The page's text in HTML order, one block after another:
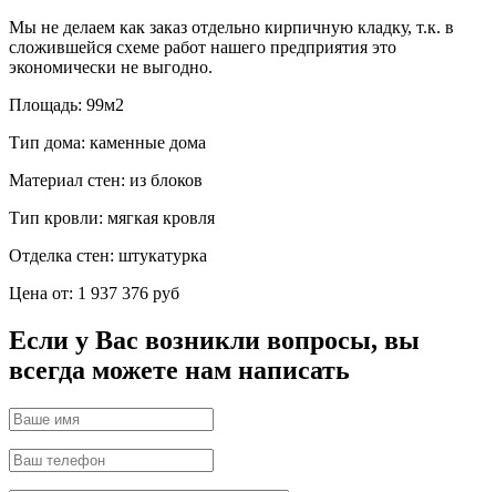
Мы не делаем как заказ отдельно кирпичную кладку, т.к. в
сложившейся схеме работ нашего предприятия это
экономически не выгодно.
Площадь: 99м2
Тип дома: каменные дома
Материал стен: из блоков
Тип кровли: мягкая кровля
Отделка стен: штукатурка
Цена от: 1 937 376 руб
Если у Вас возникли вопросы, вы
всегда можете нам написать